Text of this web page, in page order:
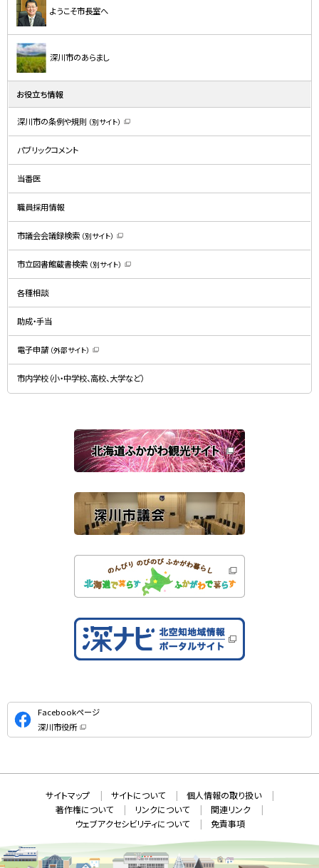
ようこそ市長室へ
深川市のあらまし
お役立ち情報
深川市の条例や規則 （別サイト）
新
ン
で
す
）
パブリックコメント
当番医
職員採用情報
市議会会議録検索 （別サイト）
新
規
ウ
ン
で
す
市立図書館蔵書検索 （別サイト）
新
ン
で
す
）
各種相談
助成・手当
電子申請 （外部サイト）
新
規
ウ
ン
開
き
ま
す
）
市内学校（小・中学校、高校、大学など）
公
式
S
Facebookページ
深川市役所
（
ン
で
開
き
ま
す
メ
ニ報
サイトマップ サイトについて
個人情報の取り扱い
著作権について
リンクについて
関連リンク
ウェブアクセシビリティについて
免責事項